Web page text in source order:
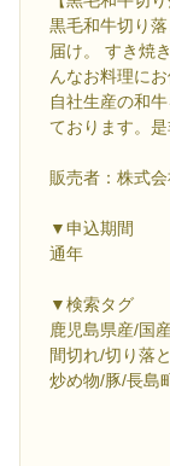
黒毛和牛切り
届け。 すき焼
んなお料理にお
自社生産の和
ております。
販売者：株式
▼申込期間
通年
▼検索タグ
鹿児島県産/国
間切れ/切り落
炒め物/豚/長島